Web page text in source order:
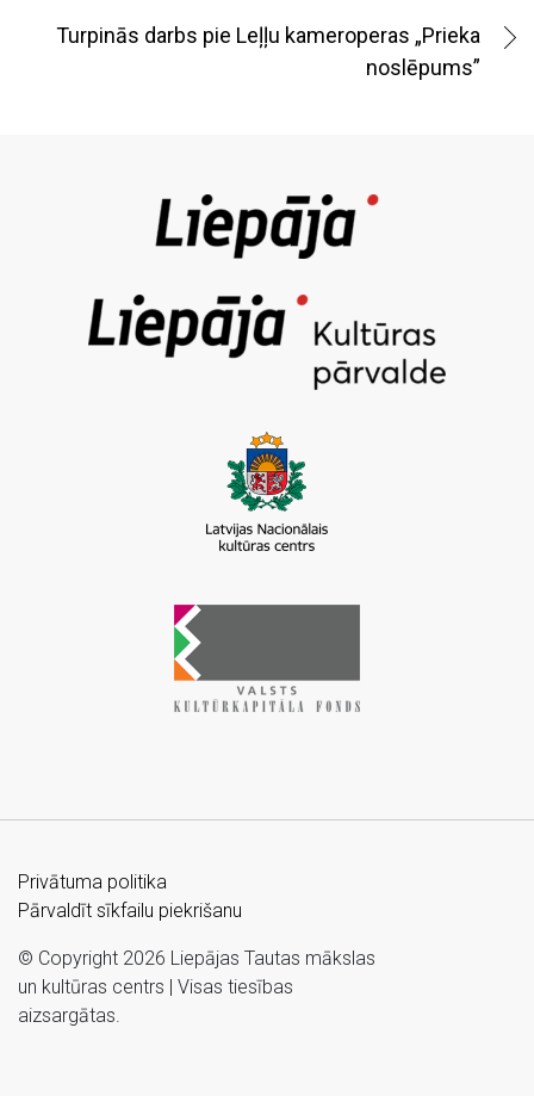
Turpinās darbs pie Leļļu kameroperas „Prieka
noslēpums”
Privātuma politika
Pārvaldīt sīkfailu piekrišanu
© Copyright 2026 Liepājas Tautas mākslas
un kultūras centrs | Visas tiesības
aizsargātas.